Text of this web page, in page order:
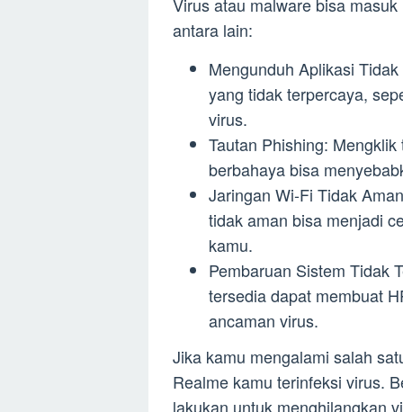
Virus atau malware bisa
antara lain:
Mengunduh Aplikasi
yang tidak terpercaya,
virus.
Tautan Phishing:
berbahaya bisa
Jaringan Wi-Fi Tidak
tidak aman bisa menjadi
kamu.
Pembaruan Sistem Tidak
tersedia dapat membuat
ancaman virus.
Jika kamu mengalami salah
Realme kamu terinfeksi virus.
lakukan untuk menghilangkan